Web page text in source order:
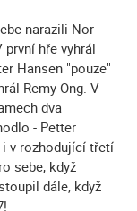
narazili Nor
první hře vyhrál
Hansen "pouze"
Remy Ong. V
dva
- Petter
i v rozhodující třetí
sebe, když
dále, když